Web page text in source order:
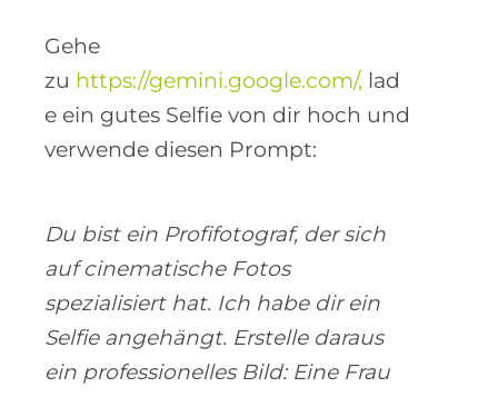
Gehe
zu https://gemini.google.com/, lad
e ein gutes Selfie von dir hoch und
verwende diesen Prompt:
Du bist ein Profifotograf, der sich
auf cinematische Fotos
spezialisiert hat. Ich habe dir ein
Selfie angehängt. Erstelle daraus
ein professionelles Bild: Eine Frau